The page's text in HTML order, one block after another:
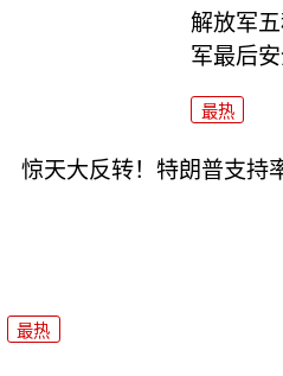
解放军
军最后
最热
惊天大反转！特朗普支持
最热